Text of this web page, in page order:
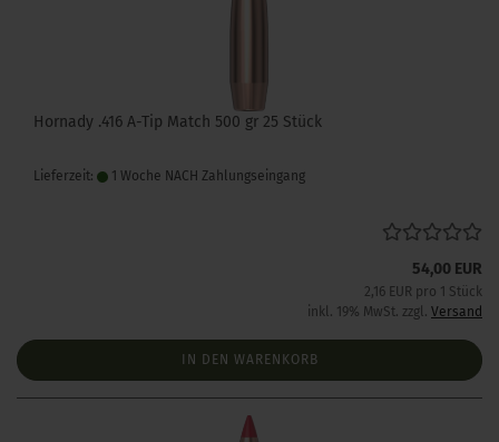
Hornady .416 A-Tip Match 500 gr 25 Stück
Lieferzeit: 1 Woche NACH Zahlungseingang
54,00 EUR
2,16 EUR pro 1 Stück
inkl. 19% MwSt. zzgl. Versand
IN DEN WARENKORB